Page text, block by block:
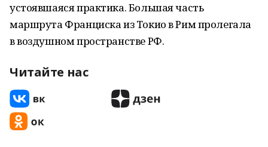
устоявшаяся практика. Большая часть
маршрута Франциска из Токио в Рим пролегала
в воздушном пространстве РФ.
Читайте нас